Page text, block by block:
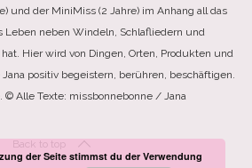
und der MiniMiss (2 Jahre) im Anhang all das
Leben neben Windeln, Schlafliedern und
Hier wird von Dingen, Orten, Produkten und
positiv begeistern, berühren, beschäftigen.
© Alle Texte: missbonnebonne / Jana
Back to top
der Seite stimmst du der Verwendung